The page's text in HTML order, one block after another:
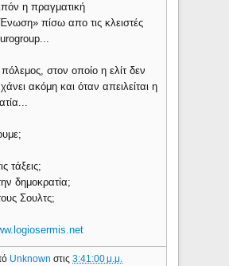
η πραγματική
πίσω απο τις κλειστές
στον οποίο η ελίτ δεν
ακόμη και όταν απειλείται η
τάξεις;
δημοκρατία;
Σουλτς;
Unknownστις3:41:00 μ.μ.